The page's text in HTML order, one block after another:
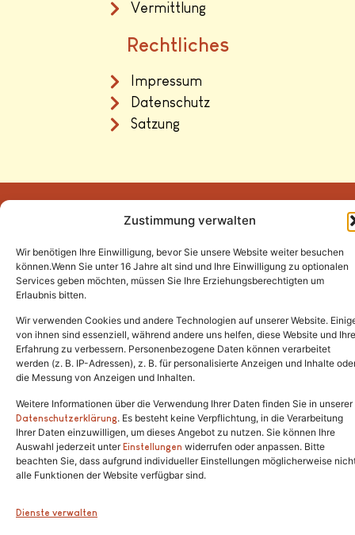
Zustimmung verwalten
Wir benötigen Ihre Einwilligung, bevor Sie unsere Website weiter besuchen
können.Wenn Sie unter 16 Jahre alt sind und Ihre Einwilligung zu optionalen
Services geben möchten, müssen Sie Ihre Erziehungsberechtigten um
Erlaubnis bitten.
Wir verwenden Cookies und andere Technologien auf unserer Website.
von ihnen sind essenziell, während andere uns helfen, diese Website und Ihre
Erfahrung zu verbessern. Personenbezogene Daten können verarbeitet
werden (z. B. IP-Adressen), z. B. für personalisierte Anzeigen und Inhalte
die Messung von Anzeigen und Inhalten.
Weitere Informationen über die Verwendung Ihrer Daten finden Sie in unserer
Datenschutzerklärung. Es besteht keine Verpflichtung, in die Verarbeitung
Ihrer Daten einzuwilligen, um dieses Angebot zu nutzen. Sie können Ihre
Auswahl jederzeit unterEinstellungen widerrufen oder anpassen. Bitte
beachten Sie, dass aufgrund individueller Einstellungen möglicherweise
alle Funktionen der Website verfügbar sind.
Dienste verwalten
Vermittlung
Rechtliches
Impressum
Datenschutz
Satzung
Copyright © 2024. Alle Rechte vorbehalten.
Tel.:(02646) 915928
info@katzenschutzfreunde.de
Im Brandenfeld 22
53426 Schalkenbach